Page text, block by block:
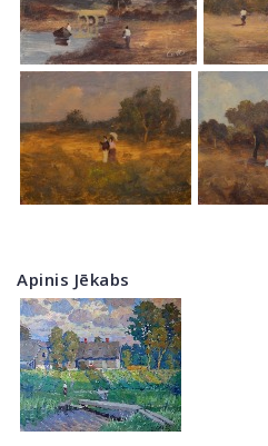
Apinis Jēkabs